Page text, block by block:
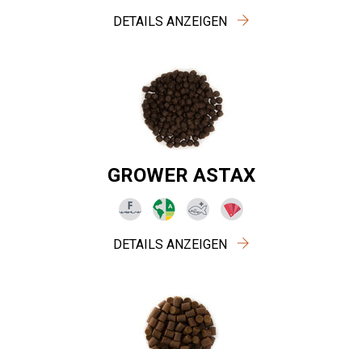
DETAILS ANZEIGEN
GROWER ASTAX
DETAILS ANZEIGEN